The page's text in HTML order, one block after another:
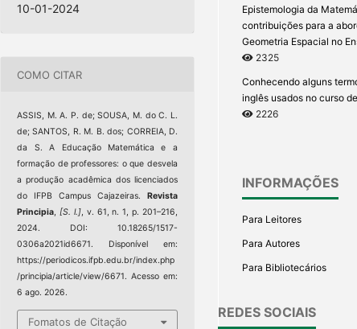
10-01-2024
COMO CITAR
ASSIS, M. A. P. de; SOUSA, M. do C. L.
de; SANTOS, R. M. B. dos; CORREIA, D.
da S. A Educação Matemática e a
formação de professores: o que desvela
a produção acadêmica dos licenciados
do IFPB Campus Cajazeiras. Revista
Principia, [S. l.], v. 61, n. 1, p. 201–216,
2024. DOI: 10.18265/1517-
0306a2021id6671. Disponível em:
https://periodicos.ifpb.edu.br/index.php
/principia/article/view/6671. Acesso em:
6 ago. 2026.
Fomatos de Citação
Epistemologia da
contribuições para a
Geometria Espacial no
2325
Conhecendo alguns
inglês usados no curso
2226
INFORMAÇÕES
Para Leitores
Para Autores
Para Bibliotecários
REDES SOCIAIS